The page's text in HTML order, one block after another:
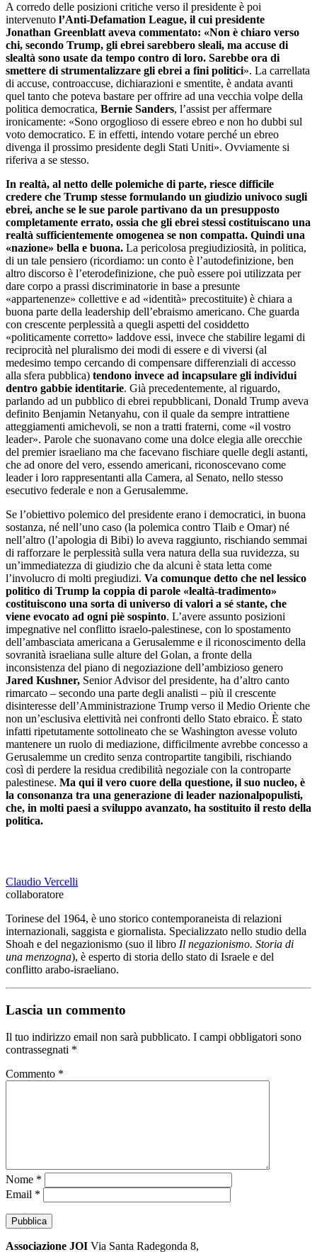
A corredo delle posizioni critiche verso il presidente è poi
intervenuto l’Anti-Defamation League, il cui presidente
Jonathan Greenblatt aveva commentato: «Non è chiaro verso
chi, secondo Trump, gli ebrei sarebbero sleali, ma accuse di
slealtà sono usate da tempo contro di loro. Sarebbe ora di
smettere di strumentalizzare gli ebrei a fini politici». La carrellata
di accuse, controaccuse, dichiarazioni e smentite, è andata avanti
quel tanto che poteva bastare per offrire ad una vecchia volpe della
politica democratica, Bernie Sanders, l’assist per affermare
ironicamente: «Sono orgoglioso di essere ebreo e non ho dubbi sul
voto democratico. E in effetti, intendo votare perché un ebreo
divenga il prossimo presidente degli Stati Uniti». Ovviamente si
riferiva a se stesso.
In realtà, al netto delle polemiche di parte, riesce difficile
credere che Trump stesse formulando un giudizio univoco sugli
ebrei, anche se le sue parole partivano da un presupposto
completamente errato, ossia che gli ebrei stessi costituiscano una
realtà sufficientemente omogenea se non compatta. Quindi una
«nazione» bella e buona. La pericolosa pregiudiziosità, in politica,
di un tale pensiero (ricordiamo: un conto è l’autodefinizione, ben
altro discorso è l’eterodefinizione, che può essere poi utilizzata per
dare corpo a prassi discriminatorie in base a presunte
«appartenenze» collettive e ad «identità» precostituite) è chiara a
buona parte della leadership dell’ebraismo americano. Che guarda
con crescente perplessità a quegli aspetti del cosiddetto
«politicamente corretto» laddove essi, invece che stabilire legami di
reciprocità nel pluralismo dei modi di essere e di viversi (al
medesimo tempo cercando di compensare differenziali di accesso
alla sfera pubblica) tendono invece ad incapsulare gli individui
dentro gabbie identitarie. Già precedentemente, al riguardo,
parlando ad un pubblico di ebrei repubblicani, Donald Trump aveva
definito Benjamin Netanyahu, con il quale da sempre intrattiene
atteggiamenti amichevoli, se non a tratti fraterni, come «il vostro
leader». Parole che suonavano come una dolce elegia alle orecchie
del premier israeliano ma che facevano fischiare quelle degli astanti,
che ad onore del vero, essendo americani, riconoscevano come
leader i loro rappresentanti alla Camera, al Senato, nello stesso
esecutivo federale e non a Gerusalemme.
Se l’obiettivo polemico del presidente erano i democratici, in buona
sostanza, né nell’uno caso (la polemica contro Tlaib e Omar) né
nell’altro (l’apologia di Bibi) lo aveva raggiunto, rischiando semmai
di rafforzare le perplessità sulla vera natura della sua ruvidezza, su
un’immediatezza di giudizio che da alcuni è stata letta come
l’involucro di molti pregiudizi. Va comunque detto che nel lessico
politico di Trump la coppia di parole «lealtà-tradimento»
costituiscono una sorta di universo di valori a sé stante, che
viene evocato ad ogni piè sospinto. L’avere assunto posizioni
impegnative nel conflitto israelo-palestinese, con lo spostamento
dell’ambasciata americana a Gerusalemme e il riconoscimento della
sovranità israeliana sulle alture del Golan, a fronte della
inconsistenza del piano di negoziazione dell’ambizioso genero
Jared Kushner, Senior Advisor del presidente, ha d’altro canto
rimarcato – secondo una parte degli analisti – più il crescente
disinteresse dell’Amministrazione Trump verso il Medio Oriente che
non un’esclusiva elettività nei confronti dello Stato ebraico. È stato
infatti ripetutamente sottolineato che se Washington avesse voluto
mantenere un ruolo di mediazione, difficilmente avrebbe concesso a
Gerusalemme un credito senza contropartite tangibili, rischiando
così di perdere la residua credibilità negoziale con la controparte
palestinese. Ma qui il vero cuore della questione, il suo nucleo, è
la consonanza tra una generazione di leader nazionalpopulisti,
che, in molti paesi a sviluppo avanzato, ha sostituito il resto della
politica.
Claudio Vercelli
collaboratore
Torinese del 1964, è uno storico contemporaneista di relazioni
internazionali, saggista e giornalista. Specializzato nello studio della
Shoah e del negazionismo (suo il libro Il negazionismo. Storia di
una menzogna), è esperto di storia dello stato di Israele e del
conflitto arabo-israeliano.
Lascia un commento
Il tuo indirizzo email non sarà pubblicato. I campi obbligatori sono
contrassegnati *
Commento *
Nome *
Email *
Associazione JOI Via Santa Radegonda 8,